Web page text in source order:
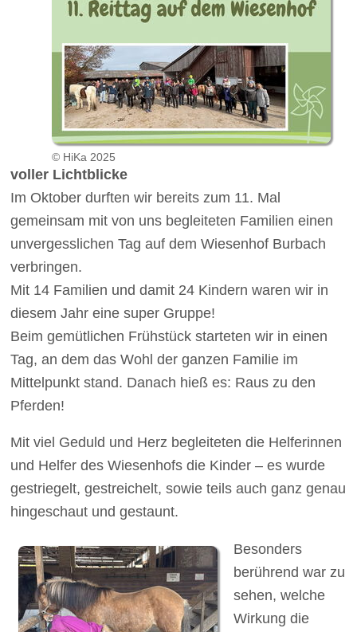
© HiKa 2025
voller Lichtblicke
Im Oktober durften wir bereits zum 11. Mal
gemeinsam mit von uns begleiteten Familien einen
unvergesslichen Tag auf dem Wiesenhof Burbach
verbringen.
Mit 14 Familien und damit 24 Kindern waren wir in
diesem Jahr eine super Gruppe!
Beim gemütlichen Frühstück starteten wir in einen
Tag, an dem das Wohl der ganzen Familie im
Mittelpunkt stand. Danach hieß es: Raus zu den
Pferden!
Mit viel Geduld und Herz begleiteten die Helferinnen
und Helfer des Wiesenhofs die Kinder – es wurde
gestriegelt, gestreichelt, sowie teils auch ganz genau
hingeschaut und gestaunt.
Besonders
berührend war zu
sehen, welche
Wirkung die